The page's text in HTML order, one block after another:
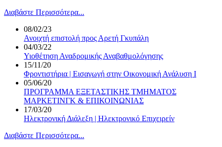
Διαβάστε Περισσότερα...
08/02/23
Ανοιχτή επιστολή προς Αρετή Γκυπάλη
04/03/22
Υιοθέτηση Αναδρομικής Αναβαθμολόγησης
15/11/20
Φροντιστήρια | Εισαγωγή στην Οικονομική Ανάλυση I
05/06/20
ΠΡΟΓΡΑΜΜΑ ΕΞΕΤΑΣΤΙΚΗΣ ΤΜΗΜΑΤΟΣ
ΜΑΡΚΕΤΙΝΓΚ & ΕΠΙΚΟΙΝΩΝΙΑΣ
17/03/20
Ηλεκτρονική Διάλεξη | Ηλεκτρονικό Επιχειρείν
Διαβάστε Περισσότερα...